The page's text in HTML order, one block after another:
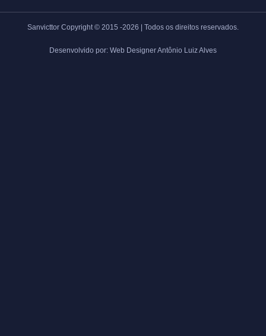
Sanvicttor Copyright © 2015 -2026 | Todos os direitos reservados.
Desenvolvido por: Web Designer Antônio Luiz Alves